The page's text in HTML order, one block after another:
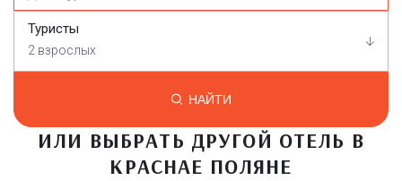
Туристы
2 взрослых
НАЙТИ
ИЛИ ВЫБРАТЬ ДРУГОЙ ОТЕЛЬ В
КРАСНАЕ ПОЛЯНЕ